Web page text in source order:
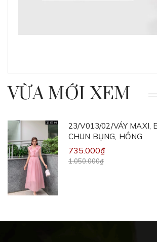
VỪA MỚI XEM
23/V013/02/VÁY MAXI,
CHUN BỤNG, HỒNG
735.000₫
1.050.000₫